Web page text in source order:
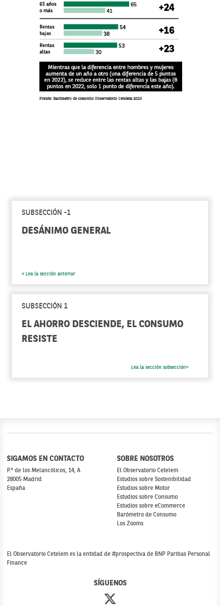
SUBSECCIÓN -1
DESÁNIMO GENERAL
< Lea la sección anterior
SUBSECCIÓN 1
EL AHORRO DESCIENDE, EL CONSUMO
RESISTE
Lea la sección subsección>
SIGAMOS EN CONTACTO
P.º de los Melancólicos, 14, A
28005 Madrid
España
SOBRE NOSOTROS
El Observatorio Cetelem
Estudios sobre Sostenibilidad
Estudios sobre Motor
Estudios sobre Consumo
Estudios sobre eCommerce
Barómetro de Consumo
Los Zooms
SÍGUENOS
El Observatorio Cetelem es la entidad de #prospectiva de BNP Paribas Personal
Finance